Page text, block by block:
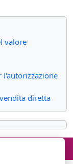
valore
diretta